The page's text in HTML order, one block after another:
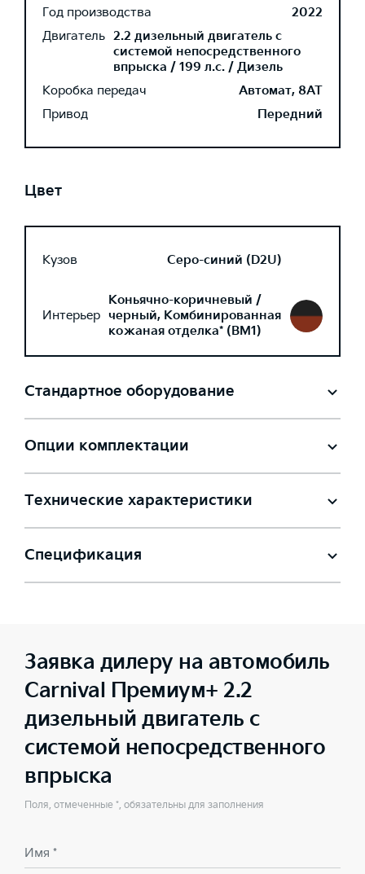
Год производства
2022
Двигатель 2.2 дизельный двигатель с
системой непосредственного
впрыска / 199 л.с. / Дизель
Коробка передач
Автомат, 8AT
Привод
Передний
Цвет
Кузов Серо-синий (D2U)
Интерьер
Коньячно-коричневый /
черный, Комбинированная
кожаная отделка* (BM1)
Стандартное оборудование
Опции комплектации
Технические характеристики
Спецификация
Заявка дилеру на автомобиль
Carnival Премиум+ 2.2
дизельный двигатель с
системой непосредственного
впрыска
Поля, отмеченные *, обязательны для заполнения
Имя *